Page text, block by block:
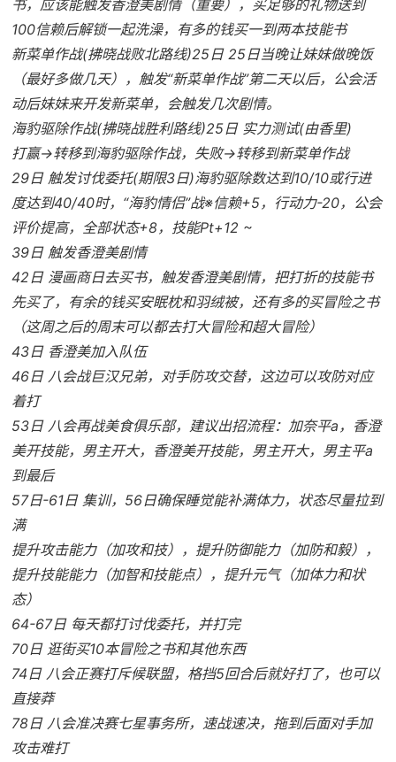
书，应该能触发香澄美剧情（重要），买足够的礼物送到
100信赖后解锁一起洗澡，有多的钱买一到两本技能书
新菜单作战(拂晓战败北路线)25日 25日当晚让妹妹做晚饭
（最好多做几天），触发“新菜单作战”第二天以后，公会活
动后妹妹来开发新菜单，会触发几次剧情。
海豹驱除作战(拂晓战胜利路线)25日 实力测试(由香里)
打赢→转移到海豹驱除作战，失败→转移到新菜单作战
29日 触发讨伐委托(期限3日)海豹驱除数达到10/10或行进
度达到40/40时，“海豹情侣”战※信赖+5，行动力-20，公会
评价提高，全部状态+8，技能Pt+12 ~
39日 触发香澄美剧情
42日 漫画商日去买书，触发香澄美剧情，把打折的技能书
先买了，有余的钱买安眠枕和羽绒被，还有多的买冒险之书
（这周之后的周末可以都去打大冒险和超大冒险）
43日 香澄美加入队伍
46日 八会战巨汉兄弟，对手防攻交替，这边可以攻防对应
着打
53日 八会再战美食俱乐部，建议出招流程：加奈平a，香澄
美开技能，男主开大，香澄美开技能，男主开大，男主平a
到最后
57日-61日 集训，56日确保睡觉能补满体力，状态尽量拉到
满
提升攻击能力（加攻和技），提升防御能力（加防和毅），
提升技能能力（加智和技能点），提升元气（加体力和状
态）
64-67日 每天都打讨伐委托，并打完
70日 逛街买10本冒险之书和其他东西
74日 八会正赛打斥候联盟，格挡5回合后就好打了，也可以
直接莽
78日 八会准决赛七星事务所，速战速决，拖到后面对手加
攻击难打